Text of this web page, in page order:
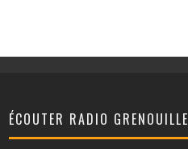
ÉCOUTER RADIO GRENOUILLE